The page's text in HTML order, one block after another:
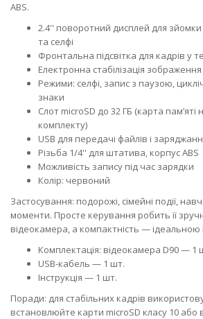
ABS.
2.4'' поворотний дисплей для зйомки
та селфі
Фронтальна підсвітка для кадрів у
Електронна стабілізація
Режими: селфі, запис з паузою,
знаки
Слот microSD до 32 ГБ (карта пам’яті
комплекту)
USB для передачі файлів і
Різьба 1/4'' для штатива, корпус ABS
Можливість запису під час зарядки
Колір: червоний
Застосування: подорожі, сімейні події,
моменти. Просте керування робить її
відеокамера, а компактність — ідеальною
Комплектація: відеокамера D90 — 1
USB-кабель — 1 шт.
Інструкція — 1 шт.
Поради: для стабільних кадрів
встановлюйте карти microSD класу 10